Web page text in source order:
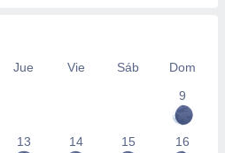
Jue Vie Sáb
Dom
9
13 14 15 16